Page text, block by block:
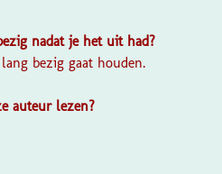
nadat je het uit had?
bezig gaat houden.
auteur lezen?